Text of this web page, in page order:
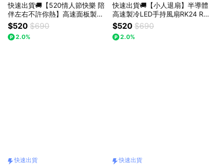
快速出貨🚚【520情人節快樂 陪
伴左右不許你熱】高速面板製冷
手持風扇RK24 RASTO(2000m
Ah鋰電池可帶上飛機)
$520 $690
2.0%
快速出貨🚚【小人退扇】半導體
高速製冷LED手持風扇RK24 RA
STO
$520 $690
2.0%
快速出貨 快速出貨